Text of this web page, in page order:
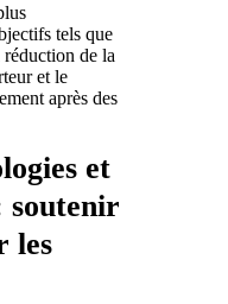
tels que
de la
et le
après des
et
soutenir
les